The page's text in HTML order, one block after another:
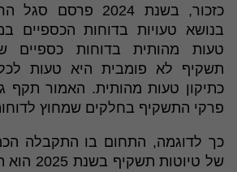
כזכור, בשנת 2024
בנושא טעויות בדוחות הכספיים
טעות מהותית בדוחות כספיים
תשקיף לא פומבית היא טעות
כתיקון טעות מהותית. האמור תקף
פרקי התשקיף בחלקים שמחוץ
כך לדוגמה, התחום בו התקבלה
של